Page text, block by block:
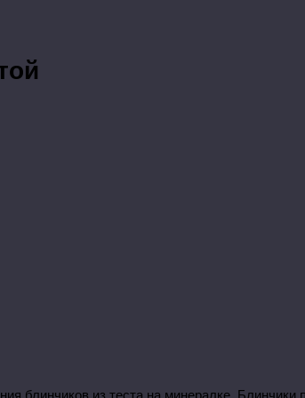
блинчиков из теста на минералке.